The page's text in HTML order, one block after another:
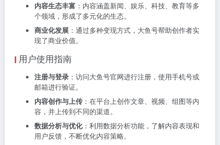
内容生态丰富 ：内容涵盖新闻、娱乐、科技、教育等多
个领域，形成了多元化的生态。
商业化发展 ：通过多种变现方式，大鱼号帮助创作者实
现了商业价值。
用户使用指南
注册与登录 ：访问大鱼号官网进行注册，使用手机号或
邮箱进行验证。
内容创作与上传 ：在平台上创作文章、视频、组图等内
容，并上传到不同的渠道。
数据分析与优化：利用数据分析功能，了解内容表现和
用户反馈，不断优化内容策略。